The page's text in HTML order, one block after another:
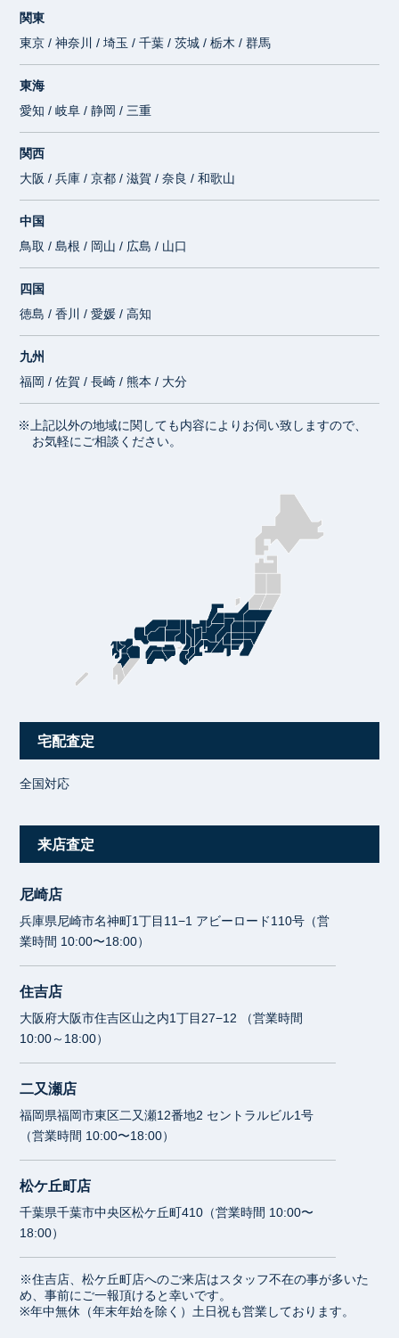
関東
東京 / 神奈川 / 埼玉 / 千葉 / 茨城 / 栃木 / 群馬
東海
愛知 / 岐阜 / 静岡 / 三重
関西
大阪 / 兵庫 / 京都 / 滋賀 / 奈良 / 和歌山
中国
鳥取 / 島根 / 岡山 / 広島 / 山口
四国
徳島 / 香川 / 愛媛 / 高知
九州
福岡 / 佐賀 / 長崎 / 熊本 / 大分
※上記以外の地域に関しても内容によりお伺い致しますので、
お気軽にご相談ください。
宅配査定
全国対応
来店査定
尼崎店
兵庫県尼崎市名神町1丁目11−1 アビーロード110号（営
業時間 10:00〜18:00）
住吉店
大阪府大阪市住吉区山之内1丁目27−12 （営業時間
10:00～18:00）
二又瀬店
福岡県福岡市東区二又瀬12番地2 セントラルビル1号
（営業時間 10:00〜18:00）
松ケ丘町店
千葉県千葉市中央区松ケ丘町410（営業時間 10:00〜
18:00）
※住吉店、松ケ丘町店へのご来店はスタッフ不在の事が多いた
め、事前にご一報頂けると幸いです。
※年中無休（年末年始を除く）土日祝も営業しております。